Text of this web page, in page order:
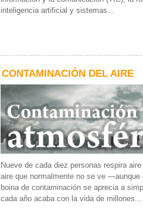
inteligencia artificial y sistemas...
CONTAMINACIÓN DEL AIRE
Nueve de cada diez personas respira
aire que normalmente no se ve —aunque
boina de contaminación se aprecia a
cada año acaba con la vida de millones...